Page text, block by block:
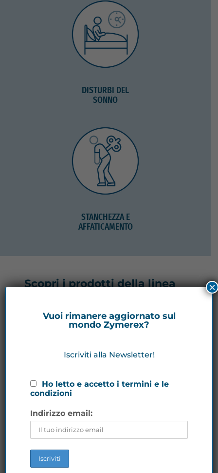
DISTURBI DEL
SONNO
STANCHEZZA E
AFFATICAMENTO
Scopri i prodotti della linea
Vuoi rimanere aggiornato sul
mondo Zymerex?
Iscriviti alla Newsletter!
Ho letto e accetto i termini e le
condizioni
Indirizzo email:
×